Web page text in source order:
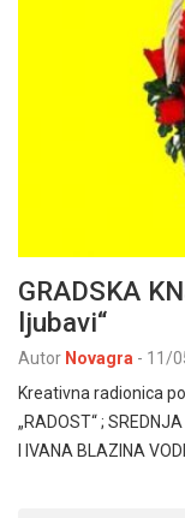
GRADSKA
ljubavi“
Autor Novagra - 11/
Kreativna radionica
„RADOST“ ;
I IVANA BLAZINA